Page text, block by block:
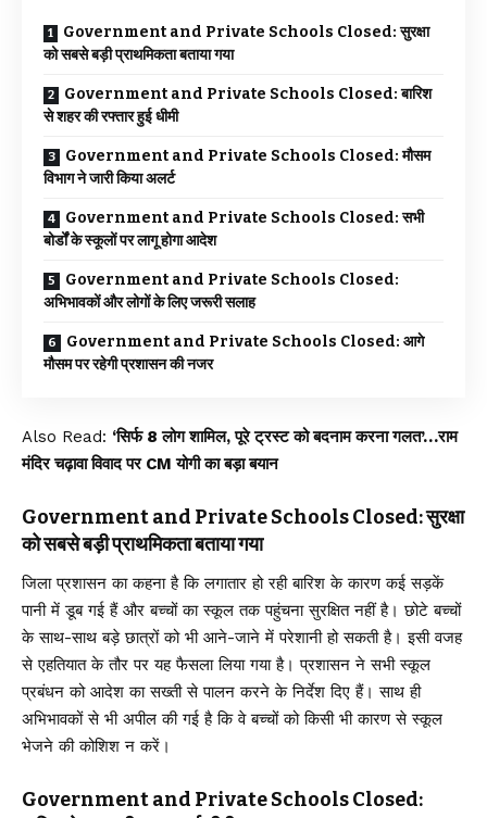
Government and Private Schools Closed: सुरक्षा
को सबसे बड़ी प्राथमिकता बताया गया
Government and Private Schools Closed: बारिश
से शहर की रफ्तार हुई धीमी
Government and Private Schools Closed: मौसम
विभाग ने जारी किया अलर्ट
Government and Private Schools Closed: सभी
बोर्डों के स्कूलों पर लागू होगा आदेश
Government and Private Schools Closed:
अभिभावकों और लोगों के लिए जरूरी सलाह
Government and Private Schools Closed: आगे
मौसम पर रहेगी प्रशासन की नजर
Also Read: ‘सिर्फ 8 लोग शामिल, पूरे ट्रस्ट को बदनाम करना गलत’…राम
मंदिर चढ़ावा विवाद पर CM योगी का बड़ा बयान
Government and Private Schools Closed: सुरक्षा
को सबसे बड़ी प्राथमिकता बताया गया
जिला प्रशासन का कहना है कि लगातार हो रही बारिश के कारण कई सड़कें
पानी में डूब गई हैं और बच्चों का स्कूल तक पहुंचना सुरक्षित नहीं है। छोटे बच्चों
के साथ-साथ बड़े छात्रों को भी आने-जाने में परेशानी हो सकती है। इसी वजह
से एहतियात के तौर पर यह फैसला लिया गया है। प्रशासन ने सभी स्कूल
प्रबंधन को आदेश का सख्ती से पालन करने के निर्देश दिए हैं। साथ ही
अभिभावकों से भी अपील की गई है कि वे बच्चों को किसी भी कारण से स्कूल
भेजने की कोशिश न करें।
Government and Private Schools Closed: